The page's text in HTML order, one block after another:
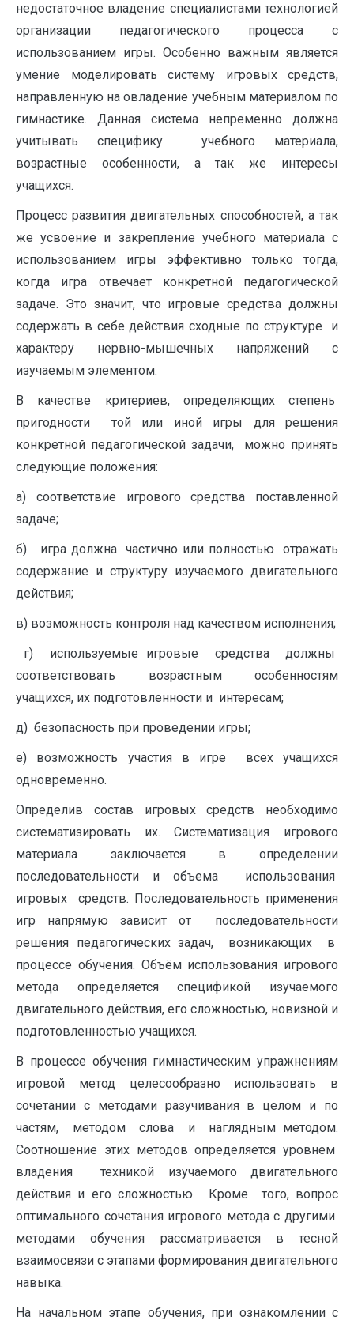
недостаточное владение специалистами технологией
организации педагогического процесса с
использованием игры. Особенно важным является
умение моделировать систему игровых средств,
направленную на овладение учебным материалом по
гимнастике. Данная система непременно должна
учитывать специфику учебного материала,
возрастные особенности, а так же интересы
учащихся.
Процесс развития двигательных способностей, а так
же усвоение и закрепление учебного материала с
использованием игры эффективно только тогда,
когда игра отвечает конкретной педагогической
задаче. Это значит, что игровые средства должны
содержать в себе действия сходные по структуре и
характеру нервно-мышечных напряжений с
изучаемым элементом.
В качестве критериев, определяющих степень
пригодности той или иной игры для решения
конкретной педагогической задачи, можно принять
следующие положения:
а) соответствие игрового средства поставленной
задаче;
б) игра должна частично или полностью отражать
содержание и структуру изучаемого двигательного
действия;
в) возможность контроля над качеством исполнения;
г) используемые игровые средства должны
соответствовать возрастным особенностям
учащихся, их подготовленности и интересам;
д) безопасность при проведении игры;
е) возможность участия в игре всех учащихся
одновременно.
Определив состав игровых средств необходимо
систематизировать их. Систематизация игрового
материала заключается в определении
последовательности и объема использования
игровых средств. Последовательность применения
игр напрямую зависит от последовательности
решения педагогических задач, возникающих в
процессе обучения. Объём использования игрового
метода определяется спецификой изучаемого
двигательного действия, его сложностью, новизной и
подготовленностью учащихся.
В процессе обучения гимнастическим упражнениям
игровой метод целесообразно использовать в
сочетании с методами разучивания в целом и по
частям, методом слова и наглядным методом.
Соотношение этих методов определяется уровнем
владения техникой изучаемого двигательного
действия и его сложностью. Кроме того, вопрос
оптимального сочетания игрового метода с другими
методами обучения рассматривается в тесной
взаимосвязи с этапами формирования двигательного
навыка.
На начальном этапе обучения, при ознакомлении с